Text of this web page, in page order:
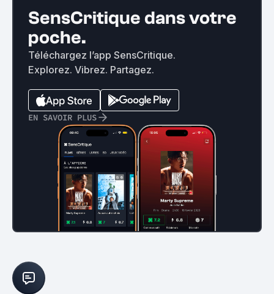
SensCritique dans votre
poche.
Téléchargez l’app SensCritique.
Explorez. Vibrez. Partagez.
EN SAVOIR PLUS